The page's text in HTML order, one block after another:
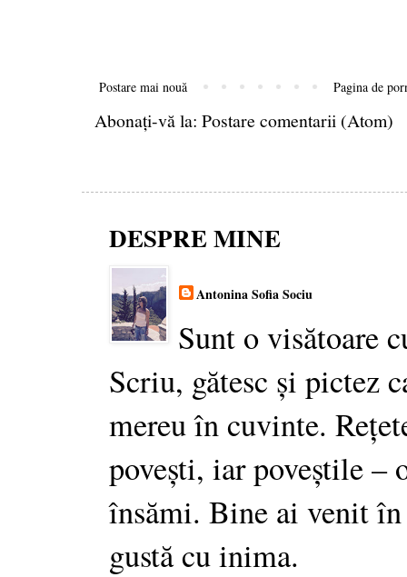
Postare mai nouă Pagina de
Abonați-vă la: Postare comentarii (Atom)
DESPRE MINE
Antonina Sofia Sociu
Sunt o visătoare
Scriu, gătesc și pictez
mereu în cuvinte.
povești, iar poveștile –
însămi. Bine ai venit
gustă cu inima.